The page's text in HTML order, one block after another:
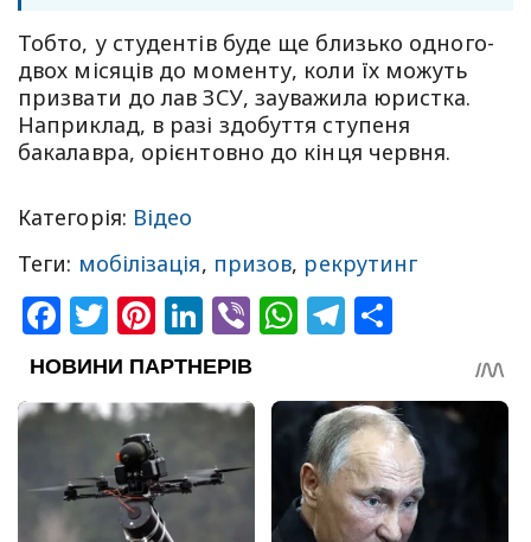
Тобто, у студентів буде ще близько одного-
двох місяців до моменту, коли їх можуть
призвати до лав ЗСУ, зауважила юристка.
Наприклад, в разі здобуття ступеня
бакалавра, орієнтовно до кінця червня.
Категорія: Відео
Теги: мобілізація, призов, рекрутинг
Facebook
Twitter
Pinterest
LinkedIn
ViberWhatsApp
Telegram